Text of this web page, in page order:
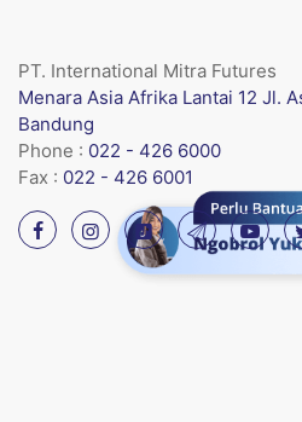
PT. International Mitra Futures
Menara Asia Afrika Lantai 12 Jl.
Bandung
Phone : 022 - 426 6000
Fax : 022 - 426 6001